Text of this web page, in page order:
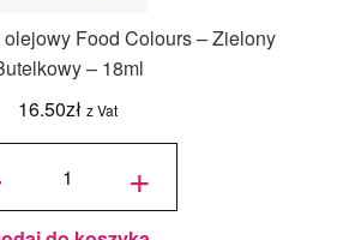
Food Colours – Zielony
– 18ml
16.50zł z Vat
+